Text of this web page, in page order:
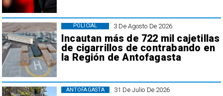
3 De Agosto De 2026
Incautan más de 722 mil cajetillas
de cigarrillos de contrabando en
la Región de Antofagasta
POLICIAL
31 De Julio De 2026
ANTOFAGASTA